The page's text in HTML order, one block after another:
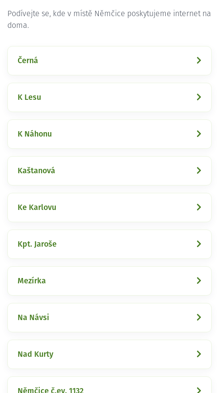
Podívejte se, kde v místě Němčice poskytujeme internet na
doma.
Černá
K Lesu
K Náhonu
Kaštanová
Ke Karlovu
Kpt. Jaroše
Mezírka
Na Návsi
Nad Kurty
Němčice č.ev. 1132